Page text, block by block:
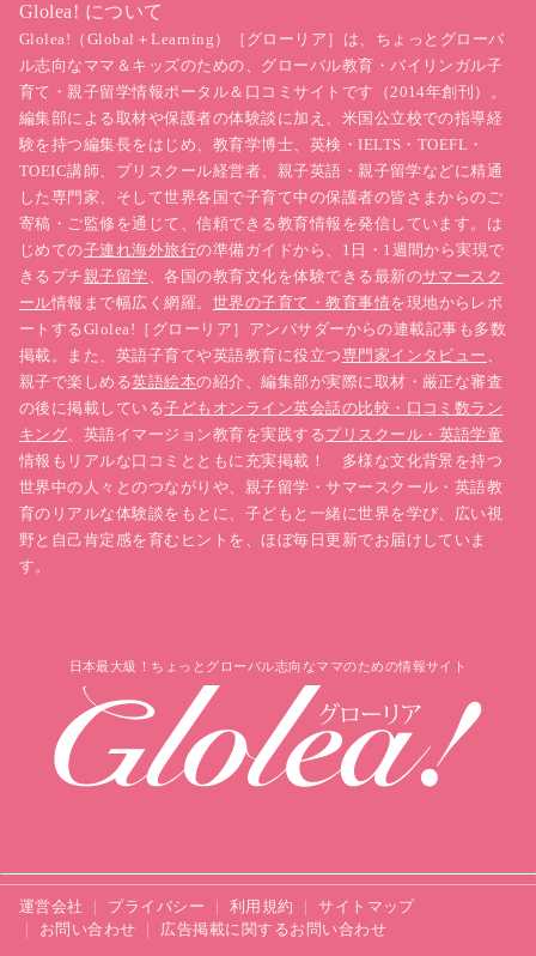
Glolea! について
Glolea!（Global＋Learning）［グローリア］は、ちょっとグローバ
ル志向なママ＆キッズのための、グローバル教育・バイリンガル子
育て・親子留学情報ポータル＆口コミサイトです（2014年創刊）。
編集部による取材や保護者の体験談に加え、米国公立校での指導経
験を持つ編集長をはじめ、教育学博士、英検・IELTS・TOEFL・
TOEIC講師、プリスクール経営者、親子英語・親子留学などに精通
した専門家、そして世界各国で子育て中の保護者の皆さまからのご
寄稿・ご監修を通じて、信頼できる教育情報を発信しています。は
じめての子連れ海外旅行の準備ガイドから、1日・1週間から実現で
きるプチ親子留学、各国の教育文化を体験できる最新のサマースク
ール情報まで幅広く網羅。 世界の子育て・教育事情を現地からレポ
ートするGlolea!［グローリア］アンバサダーからの連載記事も多数
掲載。また、英語子育てや英語教育に役立つ専門家インタビュー 、
親子で楽しめる英語絵本の紹介、編集部が実際に取材・厳正な審査
の後に掲載している子どもオンライン英会話の比較・口コミ数ラン
キング、英語イマージョン教育を実践するプリスクール・英語学童
情報もリアルな口コミとともに充実掲載！ 多様な文化背景を持つ
世界中の人々とのつながりや、親子留学・サマースクール・英語教
育のリアルな体験談をもとに、子どもと一緒に世界を学び、広い視
野と自己肯定感を育むヒントを、ほぼ毎日更新でお届けしていま
す。
日本最大級！ちょっとグローバル志向なママのための情報サイト
運営会社 プライバシー 利用規約
サイトマップ
お問い合わせ
広告掲載に関するお問い合わせ